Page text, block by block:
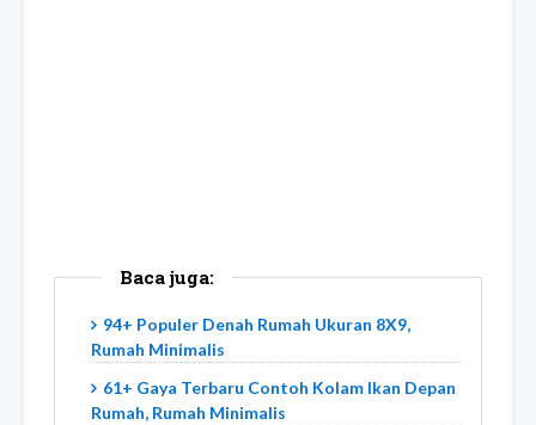
Baca juga:
94+ Populer Denah Rumah Ukuran 8X9,
Rumah Minimalis
61+ Gaya Terbaru Contoh Kolam Ikan Depan
Rumah, Rumah Minimalis